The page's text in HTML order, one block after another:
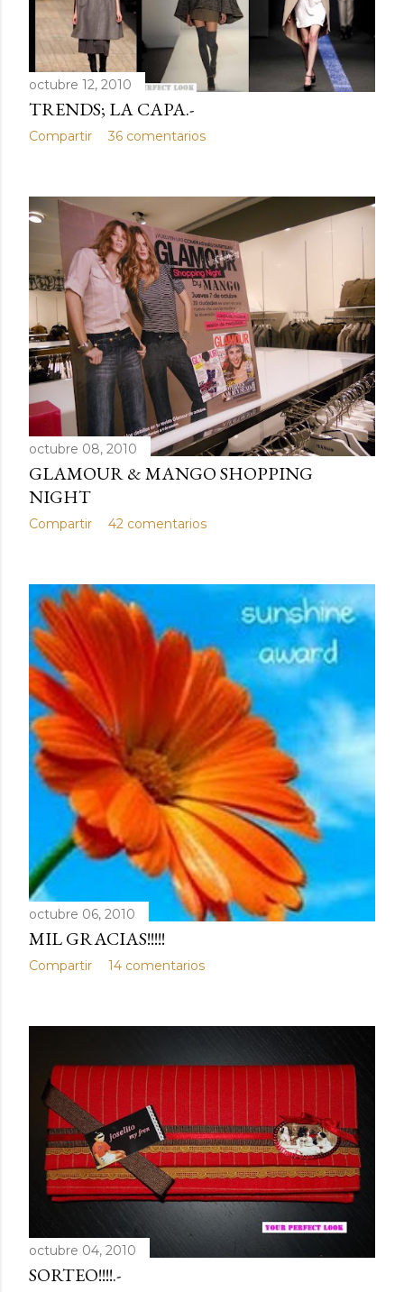
octubre 12, 2010
TRENDS; LA CAPA.-
Compartir 36 comentarios
octubre 08, 2010
GLAMOUR & MANGO SHOPPING
NIGHT
Compartir 42 comentarios
octubre 06, 2010
MIL GRACIAS!!!!!
Compartir 14 comentarios
octubre 04, 2010
SORTEO!!!!.-